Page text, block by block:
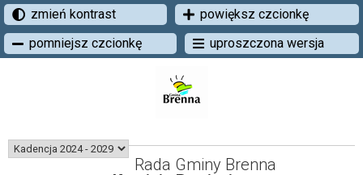
zmień kontrast
powiększ czcionkę
pomniejsz czcionkę
uproszczona wersja
Rada Gminy Brenna